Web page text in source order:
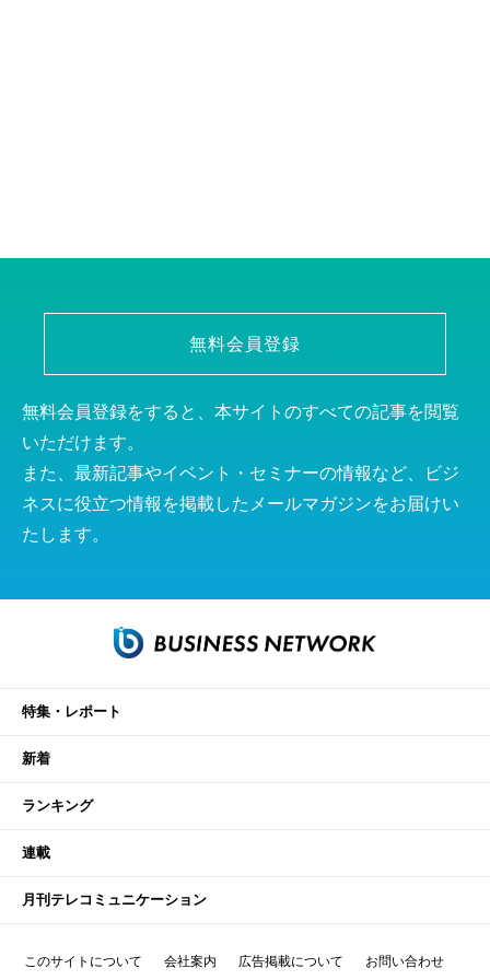
無料会員登録
無料会員登録をすると、本サイトのすべての記事を閲覧
いただけます。
また、最新記事やイベント・セミナーの情報など、ビジ
ネスに役立つ情報を掲載したメールマガジンをお届けい
たします。
特集・レポート
新着
ランキング
連載
月刊テレコミュニケーション
このサイトについて 会社案内 広告掲載について お問い合わせ